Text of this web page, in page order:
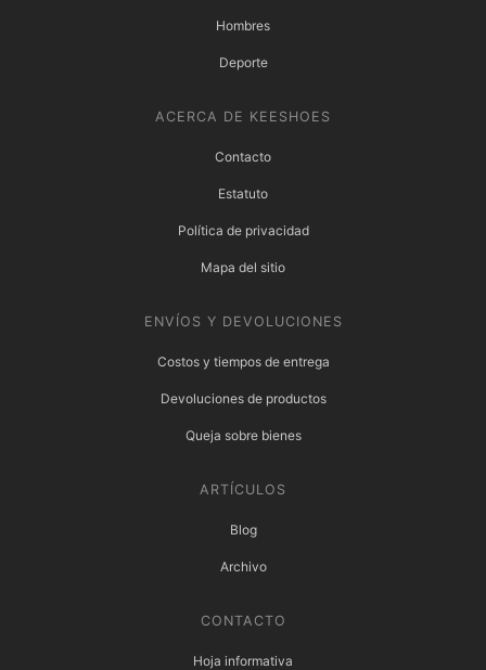
Hombres
Deporte
ACERCA DE KEESHOES
Contacto
Estatuto
Política de privacidad
Mapa del sitio
ENVÍOS Y DEVOLUCIONES
Costos y tiempos de entrega
Devoluciones de productos
Queja sobre bienes
ARTÍCULOS
Blog
Archivo
CONTACTO
Hoja informativa